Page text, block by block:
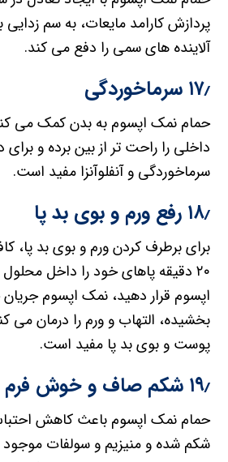
پردازش کارامد مایعات، به سم
آلاینده های سمی را دفع می کند.
۱۷٫ سرماخوردگی
حمام نمک اپسوم به بدن کمک می
داخلی را راحت تر از بین برده و برای
سرماخوردگی و آنفلوآنزا مفید است.
۱۸٫ رفع ورم و بوی بد پا
۲۰ دقیقه پاهای خود را داخل
اپسوم قرار دهید، نمک اپسوم جریان
بخشیده، التهاب و ورم را درمان
پوست و بوی بد پا مفید است.
۱۹٫ شکم صاف و خوش فرم
حمام نمک اپسوم باعث کاهش
شکم شده و منیزیم و سولفات موجود